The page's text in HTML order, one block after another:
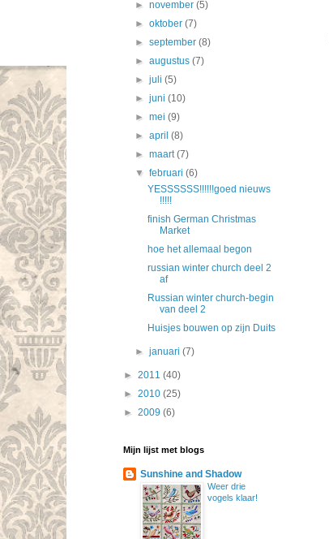
►november(5)
►oktober(7)
►september(8)
►augustus(7)
►juli(5)
►juni(10)
►mei(9)
►april(8)
►maart(7)
▼februari(6)
YESSSSSS!!!!!!goed nieuws
!!!!!
finish German Christmas
Market
hoe het allemaal begon
russian winter church deel 2
af
Russian winter church-begin
van deel 2
Huisjes bouwen op zijn Duits
►januari(7)
► 2011 (40)
► 2010 (25)
► 2009 (6)
Mijn lijst met blogs
Sunshine and Shadow
Weer drie
vogels klaar!